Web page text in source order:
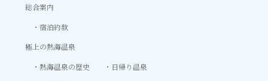
総合案内
宿泊約款
極上の熱海温泉
熱海温泉の歴史
日帰り温泉